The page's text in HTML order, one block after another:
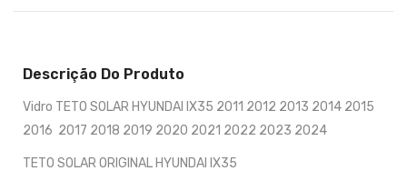
Descrição Do Produto
Vidro TETO SOLAR HYUNDAI IX35 2011 2012 2013 2014 2015
2016 2017 2018 2019 2020 2021 2022 2023 2024
TETO SOLAR ORIGINAL HYUNDAI IX35